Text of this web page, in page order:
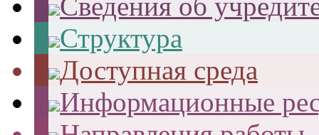
Структура
Доступная среда
Информационные